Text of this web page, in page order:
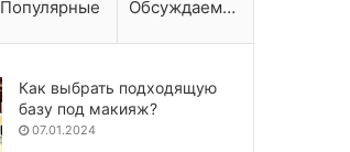
Популярные Обсуждаемые
Как выбрать подходящую
базу под макияж?
07.01.2024